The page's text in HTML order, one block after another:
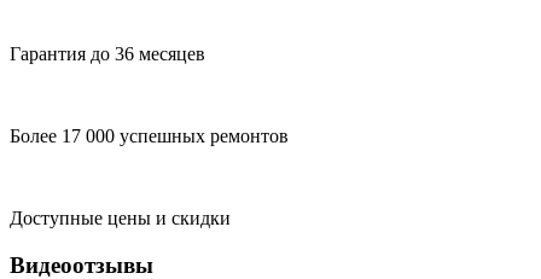
Гарантия до 36 месяцев
Более 17 000 успешных ремонтов
Доступные цены и скидки
Видеоотзывы